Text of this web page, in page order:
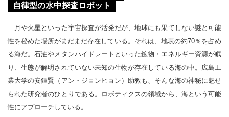
自律型の水中探査ロボット
月や火星といった宇宙探査が活発だが、地球にも果てしない謎と可能
性を秘めた場所がまだまだ存在している。それは、地表の約70％を占め
る海だ。石油やメタンハイドレートといった鉱物・エネルギー資源が眠
り、生態が解明されていない未知の生物が存在している海の中。広島工
業大学の安鍾賢（アン・ジョンヒョン）助教も、そんな海の神秘に魅せ
られた研究者のひとりである。ロボティクスの領域から、海という可能
性にアプローチしている。